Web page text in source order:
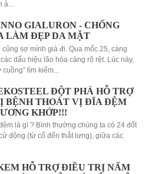
GIALURON - CHỐNG
LÀM ĐẸP DA MẶT
cũng sợ mình già đi. Qua mốc 25, càng
dấu hiệu lão hóa càng rõ rệt. Lúc này,
tìm kiếm...
ĐỘT PHÁ HỖ TRỢ
BỆNH THOÁT VỊ ĐĨA ĐỆM
KHỚP!!!
là gì ? Bình thường chúng ta có 24 đốt
động (từ cổ đến thắt lưng), giữa các
HỖ TRỢ ĐIỀU TRỊ NẤM